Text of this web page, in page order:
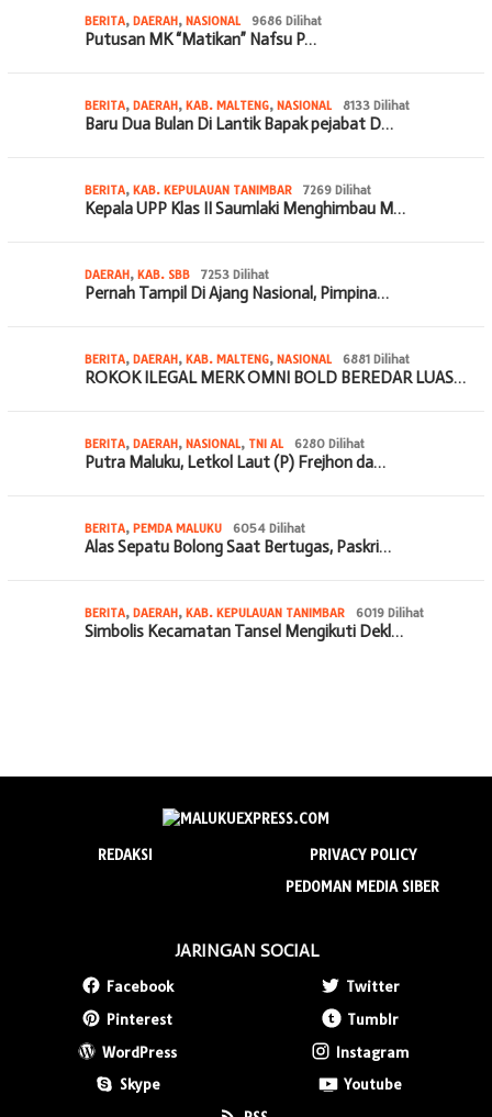
BERITA, DAERAH, NASIONAL 9686 Dilihat
Putusan MK “Matikan” Nafsu P…
BERITA, DAERAH, KAB. MALTENG, NASIONAL 8133 Dilihat
Baru Dua Bulan Di Lantik Bapak pejabat D…
BERITA, KAB. KEPULAUAN TANIMBAR 7269 Dilihat
Kepala UPP Klas II Saumlaki Menghimbau M…
DAERAH, KAB. SBB 7253 Dilihat
Pernah Tampil Di Ajang Nasional, Pimpina…
BERITA, DAERAH, KAB. MALTENG, NASIONAL 6881 Dilihat
ROKOK ILEGAL MERK OMNI BOLD BEREDAR LUAS…
BERITA, DAERAH, NASIONAL, TNI AL 6280 Dilihat
Putra Maluku, Letkol Laut (P) Frejhon da…
BERITA, PEMDA MALUKU 6054 Dilihat
Alas Sepatu Bolong Saat Bertugas, Paskri…
BERITA, DAERAH, KAB. KEPULAUAN TANIMBAR 6019 Dilihat
Simbolis Kecamatan Tansel Mengikuti Dekl…
REDAKSI
PRIVACY POLICY
PEDOMAN MEDIA SIBER
JARINGAN SOCIAL
Facebook
Twitter
Pinterest
Tumblr
WordPress
Instagram
Skype
Youtube